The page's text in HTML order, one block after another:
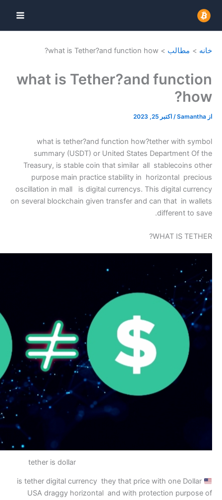
what is Tether?and
what is
what is tether?and
summary (USDT) or
Treasury, is stable coin
purpose main practice
oscillation in mall is digital
on several blockchain given
is tether digital currency
USA draggy horizontal